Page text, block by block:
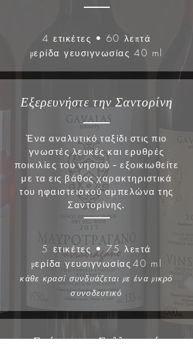
4ετικέτες • 60 λεπτά
μερίδα γευσιγνωσίας 40 ml
Εξερευνήστε την Σαντορίνη
Ένα αναλυτικό ταξίδι στις πιο
γνωστές λευκές και ερυθρές
ποικιλίες του νησιού - εξοικιωθείτε
με τα εις βάθος χαρακτηριστικά
του ηφαιστειακού αμπελώνα της
Σαντορίνης.
5 ετικέτες• 75λεπτά
μερίδα γευσιγνωσίας 40 ml
κάθε κρασί συνδυάζεται με ένα μικρό
συνοδευτικό
Σπάνια και Συλλεκτικά